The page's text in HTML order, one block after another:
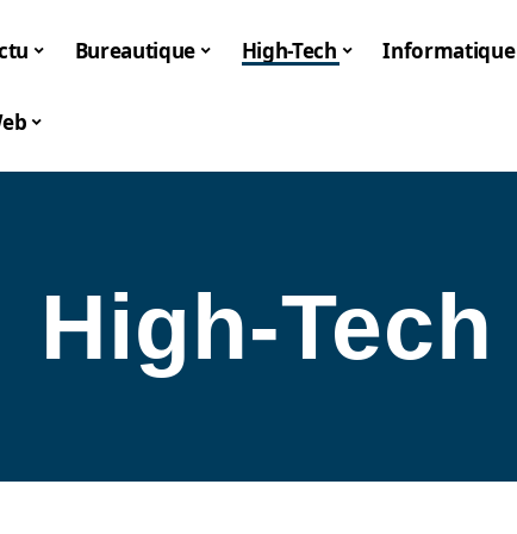
Bureautique High-Tech Informatique
High-Tech